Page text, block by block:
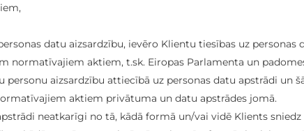
datu aizsardzību, ievēro Klientu tiesības uz personas
normatīvajiem aktiem, t.sk. Eiropas Parlamenta un
personu aizsardzību attiecībā uz personas datu apstrādi un
aktiem privātuma un datu apstrādes jomā.
neatkarīgi no tā, kādā formā un/vai vidē Klients sniedz